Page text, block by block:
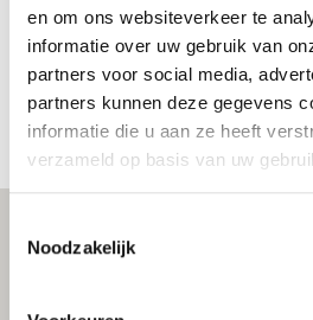
en om ons websiteverkeer te
informatie over uw gebruik van
partners voor social media,
partners kunnen deze gegevens
informatie die u aan ze heeft
verzameld op basis van uw
Noodzakelijk
Tankstations
Treinstation
Winkelcentrum